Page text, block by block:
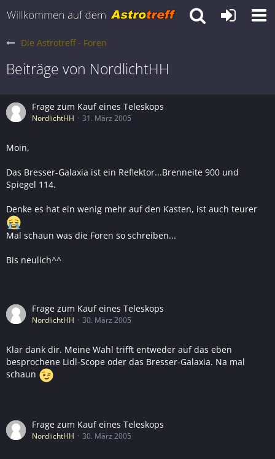
Die Astrotreff - Foren
Beiträge von NordlichtHH
Frage zum Kauf eines Teleskops
NordlichtHH 31. März 2005
Moin,
Das Bresser-Galaxia ist ein Reflektor...Brenneite 900 und
Spiegel 114.
Denke es hat ein wenig mehr auf den Kasten, ist auch teurer
Mal schaun was die Foren so schreiben...
Bis neulich^^
Frage zum Kauf eines Teleskops
NordlichtHH 30. März 2005
Klar dank dir. Meine Wahl trifft entweder auf das eben
besprochene Lidl-Scope oder das Bresser-Galaxia. Na mal
schaun
Frage zum Kauf eines Teleskops
NordlichtHH 30. März 2005